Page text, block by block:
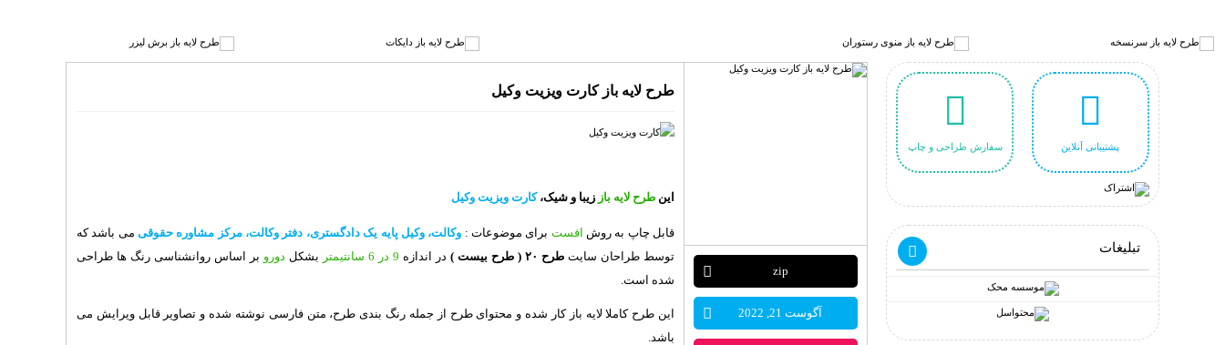
zip
آگوست 21, 2022
طرح لایه باز کارت ویزیت وکیل
این طرح لایه باز زیبا و شیک، کارت ویزیت وکیل
قابل چاپ به روش افست برای موضوعات : وکالت، وکیل پایه یک دادگستری، دفتر وکالت، مرکز مشاوره حقوقی می باشد که
توسط طراحان سایت طرح ۲۰ ( طرح بیست ) در اندازه 9 در 6 سانتیمتر بشکل دورو بر اساس روانشناسی رنگ ها طراحی
شده است.
این طرح کاملا لایه باز کار شده و محتوای طرح از جمله رنگ بندی طرح، متن فارسی نوشته شده و تصاویر قابل ویرایش می
باشد.
پشتیبانی آنلاین سفارش طراحی و چاپ
تبلیغات